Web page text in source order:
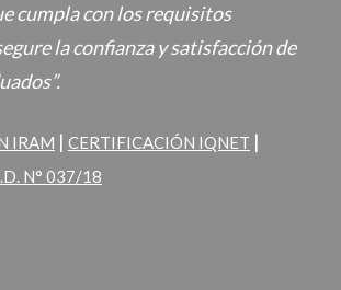
cumpla con los requisitos
la confianza y satisfacción de
IRAM | CERTIFICACIÓN IQNET |
N° 037/18